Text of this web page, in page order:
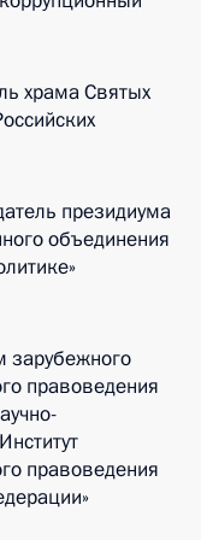
храма Святых
президиума
объединения
зарубежного
правоведения
правоведения